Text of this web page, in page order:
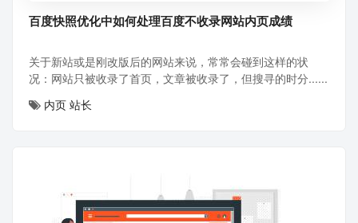
百度快照优化中如何处理百度不收录网站内页成绩
关于新站或是刚改版后的网站来说，常常会碰到这样的状
况：网站只被收录了首页，文章被收录了，但搜寻的时分......
内页 站长